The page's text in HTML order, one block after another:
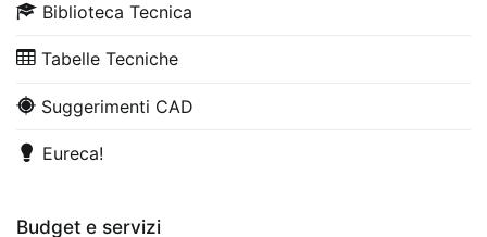
Biblioteca Tecnica
Tabelle Tecniche
Suggerimenti CAD
Eureca!
Budget e servizi